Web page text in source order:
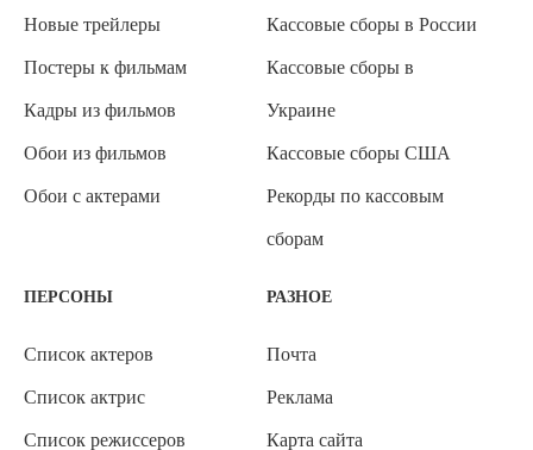
Новые трейлеры
Постеры к фильмам
Кадры из фильмов
Обои из фильмов
Обои с актерами
Кассовые сборы в России
Кассовые сборы в
Украине
Кассовые сборы США
Рекорды по кассовым
сборам
ПЕРСОНЫ
Список актеров
Список актрис
Список режиссеров
РАЗНОЕ
Почта
Реклама
Карта сайта